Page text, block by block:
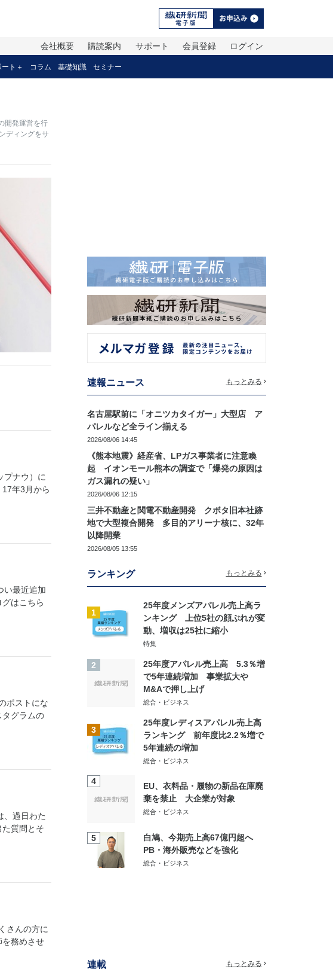
ログイン
会員登録
サポート
購読案内
会社概要
ート＋ コラム 基礎知識 セミナー
開発運営を行
ディングをサ
プナウ）に
年3月から
い最近追加
はこちら
ポストにな
タグラムの
、過日わた
質問とそ
さんの方に
を務めさせ
速報ニュース もっとみる
名古屋駅前に「オニツカタイガー」大型店 ア
パレルなど全ライン揃える
2026/08/06 14:45
《熊本地震》経産省、LPガス事業者に注意喚
起 イオンモール熊本の調査で「爆発の原因は
ガス漏れの疑い」
2026/08/06 12:15
三井不動産と関電不動産開発 クボタ旧本社跡
地で大型複合開発 多目的アリーナ核に、32年
以降開業
2026/08/05 13:55
ランキング もっとみる
1
25年度メンズアパレル売上高ラ
ンキング 上位5社の顔ぶれが変
動、増収は25社に縮小
特集
2
25年度アパレル売上高 5.3％増
で5年連続増加 事業拡大や
M&Aで押し上げ
総合・ビジネス
3
25年度レディスアパレル売上高
ランキング 前年度比2.2％増で
5年連続の増加
総合・ビジネス
4
EU、衣料品・履物の新品在庫廃
棄を禁止 大企業が対象
総合・ビジネス
5
白鳩、今期売上高67億円超へ
PB・海外販売などを強化
総合・ビジネス
連載 もっとみる